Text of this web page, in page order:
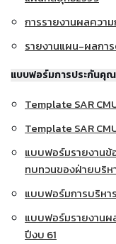
การรายงานผลควา
รายงานแผน-ผลการ
แบบฟอร์มการประกันคุ
Template SAR
Template SAR
แบบฟอร์มรายงานข้
ทบทวนของฝ่ายบริห
แบบฟอร์มการบริหา
แบบฟอร์มรายงานผ
ปีงบ 61